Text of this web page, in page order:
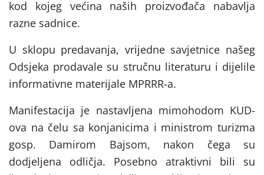
kod kojeg većina naših proizvođača nabavlja
razne sadnice.
U sklopu predavanja, vrijedne savjetnice našeg
Odsjeka prodavale su stručnu literaturu i dijelile
informativne materijale MPRRR-a.
Manifestacija je nastavljena mimohodom KUD-
ova na čelu sa konjanicima i ministrom turizma
gosp. Damirom Bajsom, nakon čega su
dodjeljena odličja. Posebno atraktivni bili su